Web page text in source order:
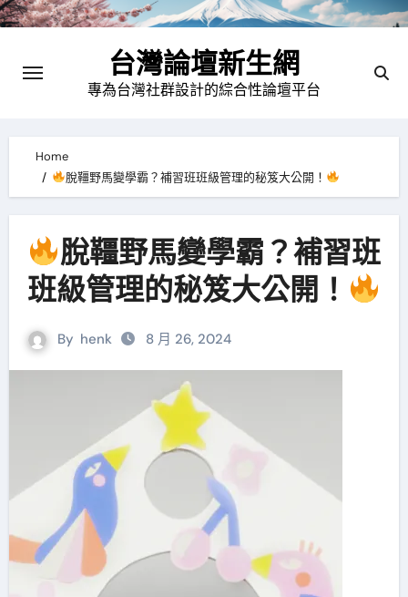
Skip
content
台灣論壇新生網
專為台灣社群設計的綜合性論壇平台
Home
脫韁野馬變學霸？補習班班級管理的秘笈大公開！
脫韁野馬變學霸？補習班
班級管理的秘笈大公開！
By henk 8 月 26, 2024